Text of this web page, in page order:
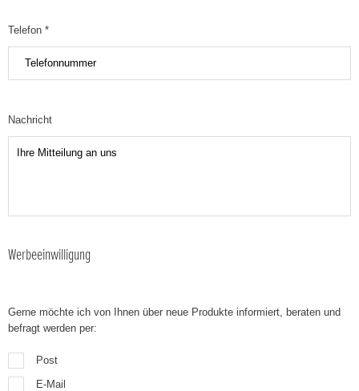
Telefon *
Nachricht
Werbeeinwilligung
Gerne möchte ich von Ihnen über neue Produkte informiert, beraten und
befragt werden per:
Post
E-Mail